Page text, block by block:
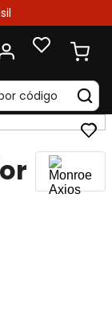
código